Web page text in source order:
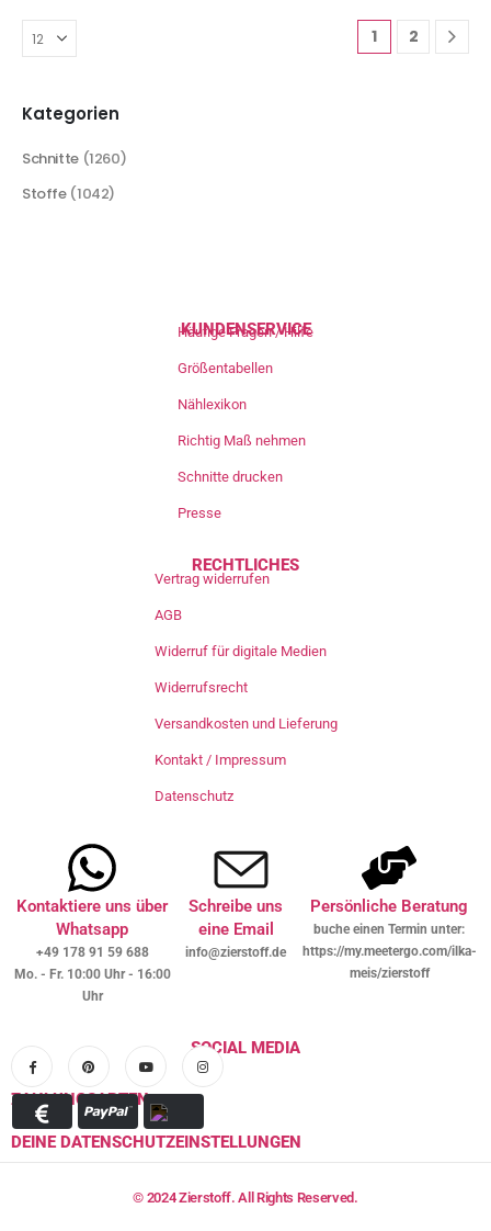
1 2
Kategorien
Schnitte (1260)
Stoffe (1042)
KUNDENSERVICE
Häufige Fragen / Hilfe
Größentabellen
Nählexikon
Richtig Maß nehmen
Schnitte drucken
Presse
RECHTLICHES
Vertrag widerrufen
AGB
Widerruf für digitale Medien
Widerrufsrecht
Versandkosten und Lieferung
Kontakt / Impressum
Datenschutz
Kontaktiere uns über
Whatsapp
+49 178 91 59 688
Mo. - Fr. 10:00 Uhr - 16:00
Uhr
Schreibe uns
eine Email
info@zierstoff.de
Persönliche Beratung
buche einen Termin unter:
https://my.meetergo.com/ilka-
meis/zierstoff
SOCIAL MEDIA
ZAHLUNGSARTEN
DEINE DATENSCHUTZEINSTELLUNGEN
© 2024 Zierstoff. All Rights Reserved.